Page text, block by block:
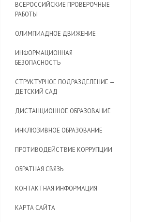
ВСЕРОССИЙСКИЕ ПРОВЕРОЧНЫЕ
РАБОТЫ
ОЛИМПИАДНОЕ ДВИЖЕНИЕ
ИНФОРМАЦИОННАЯ
БЕЗОПАСНОСТЬ
CТРУКТУРНОЕ ПОДРАЗДЕЛЕНИЕ —
ДЕТСКИЙ САД
ДИСТАНЦИОННОЕ ОБРАЗОВАНИЕ
ИНКЛЮЗИВНОЕ ОБРАЗОВАНИЕ
ПРОТИВОДЕЙСТВИЕ КОРРУПЦИИ
ОБРАТНАЯ СВЯЗЬ
КОНТАКТНАЯ ИНФОРМАЦИЯ
КАРТА САЙТА